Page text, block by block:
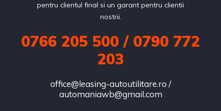
pentru clientul final si un garant pentru clientii
nostrii.
0766 205 500 / 0790 772
203
office@leasing-autoutilitare.ro /
automaniawb@gmail.com